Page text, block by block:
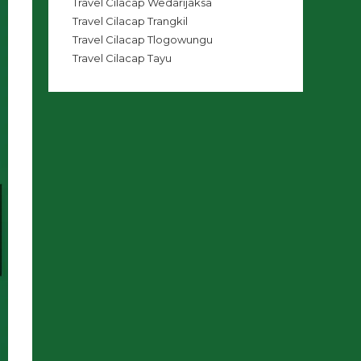
Travel Cilacap Trangkil
Travel Cilacap Tlogowungu
Travel Cilacap Tayu